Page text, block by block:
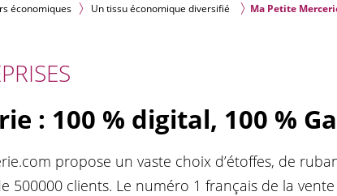
économiques Un tissu économique diversifié Ma Petite
: 100 % digital, 100 %
propose un vaste choix d’étoffes, de
500000 clients. Le numéro 1 français de la